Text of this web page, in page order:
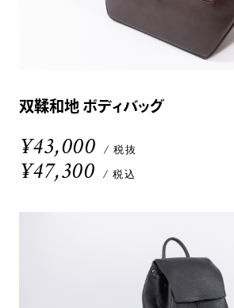
双鞣和地 ボディバッグ
¥43,000 / 税抜
¥47,300 / 税込